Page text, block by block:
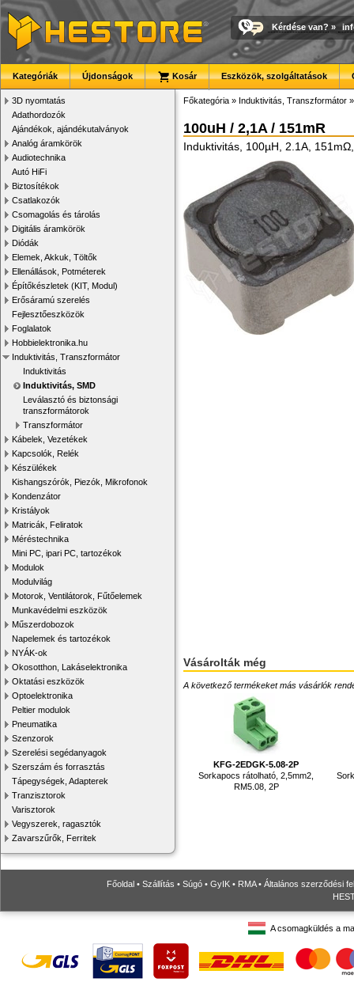
Kérdése van? »
Kategóriák Újdonságok Kosár Eszközök, szolgáltatások
3D nyomtatás
Adathordozók
Ajándékok, ajándékutalványok
Analóg áramkörök
Audiotechnika
Autó HiFi
Biztosítékok
Csatlakozók
Csomagolás és tárolás
Digitális áramkörök
Diódák
Elemek, Akkuk, Töltők
Ellenállások, Potméterek
Építőkészletek (KIT, Modul)
Erősáramú szerelés
Fejlesztőeszközök
Foglalatok
Hobbielektronika.hu
Induktivitás, Transzformátor
Induktivitás
Induktivitás, SMD
Leválasztó és biztonsági
transzformátorok
Transzformátor
Kábelek, Vezetékek
Kapcsolók, Relék
Készülékek
Kishangszórók, Piezók, Mikrofonok
Kondenzátor
Kristályok
Matricák, Feliratok
Méréstechnika
Mini PC, ipari PC, tartozékok
Modulok
Modulvilág
Motorok, Ventilátorok, Fűtőelemek
Munkavédelmi eszközök
Műszerdobozok
Napelemek és tartozékok
NYÁK-ok
Okosotthon, Lakáselektronika
Oktatási eszközök
Optoelektronika
Peltier modulok
Pneumatika
Szenzorok
Szerelési segédanyagok
Szerszám és forrasztás
Tápegységek, Adapterek
Tranzisztorok
Varisztorok
Vegyszerek, ragasztók
Zavarszűrők, Ferritek
Főkategória » Induktivitás, Transzformátor
100uH / 2,1A / 151mR
Induktivitás, 100µH, 2.1A,
Vásárolták még
A következő termékeket más vásárlók
KFG-2EDGK-5.08-2P
Sorkapocs rátolható, 2,5mm2,
RM5.08, 2P
Főoldal • Szállítás • Súgó • GyIK • RMA• Általános szerződési
A csomagküldés a